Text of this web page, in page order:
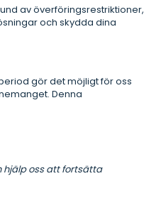
av överföringsrestriktioner,
och skydda dina
gör det möjligt för oss
Denna
hjälp oss att fortsätta